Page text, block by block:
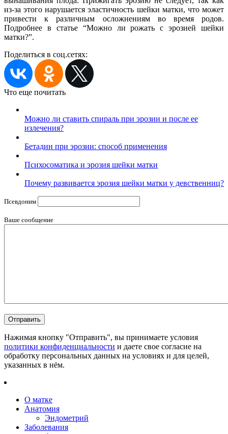
из-за этого нарушается эластичность шейки матки, что может
привести к различным осложнениям во время родов.
Подробнее в статье “Можно ли рожать с эрозией шейки
матки?”.
Поделиться в соц.сетях:
Что еще почитать
Можно ли ставить спираль при эрозии и после ее
излечения?
Бетадин при эрозии: способ применения
Психосоматика и эрозия шейки матки
Почему развивается эрозия шейки матки у девственниц?
Псевдоним
Ваше сообщение
Нажимая кнопку "Отправить", вы принимаете условия
политики конфиденциальности и даете свое согласие на
обработку персональных данных на условиях и для целей,
указанных в нём.
О матке
Анатомия
Эндометрий
Заболевания